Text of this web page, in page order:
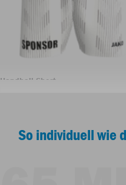
Handball Short
So individuell wie